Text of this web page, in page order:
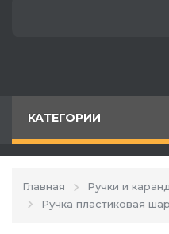
КАТЕГОРИИ
Главная Ручки и
Ручка пластиковая